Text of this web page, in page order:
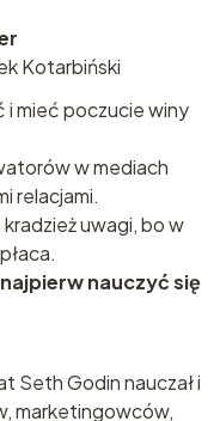
Kotarbiński
i mieć poczucie winy
w mediach
relacjami.
uwagi, bo w
nauczyć się
Seth Godin nauczał i
marketingowców,